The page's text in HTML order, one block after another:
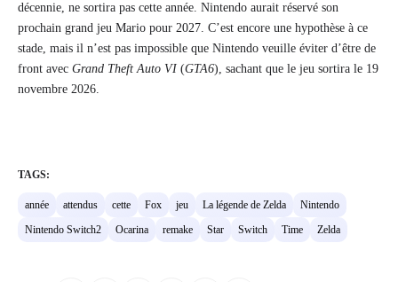
décennie, ne sortira pas cette année. Nintendo aurait réservé son
prochain grand jeu Mario pour 2027. C’est encore une hypothèse à ce
stade, mais il n’est pas impossible que Nintendo veuille éviter d’être de
front avec Grand Theft Auto VI (GTA6), sachant que le jeu sortira le 19
novembre 2026.
TAGS:
année attendus cette Fox jeu La légende de Zelda
Nintendo
Nintendo Switch2
Ocarina remake Star Switch Time Zelda